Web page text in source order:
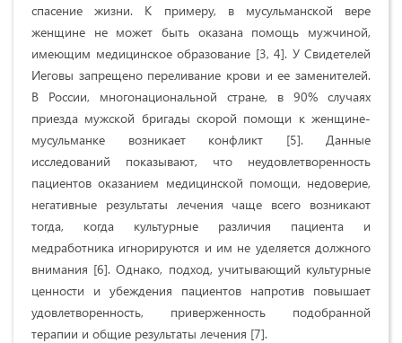
спасение жизни. К примеру, в мусульманской вере
женщине не может быть оказана помощь мужчиной,
имеющим медицинское образование [3, 4]. У Свидетелей
Иеговы запрещено переливание крови и ее заменителей.
В России, многонациональной стране, в 90% случаях
приезда мужской бригады скорой помощи к женщине-
мусульманке возникает конфликт [5]. Данные
исследований показывают, что неудовлетворенность
пациентов оказанием медицинской помощи, недоверие,
негативные результаты лечения чаще всего возникают
тогда, когда культурные различия пациента и
медработника игнорируются и им не уделяется должного
внимания [6]. Однако, подход, учитывающий культурные
ценности и убеждения пациентов напротив повышает
удовлетворенность, приверженность подобранной
терапии и общие результаты лечения [7].